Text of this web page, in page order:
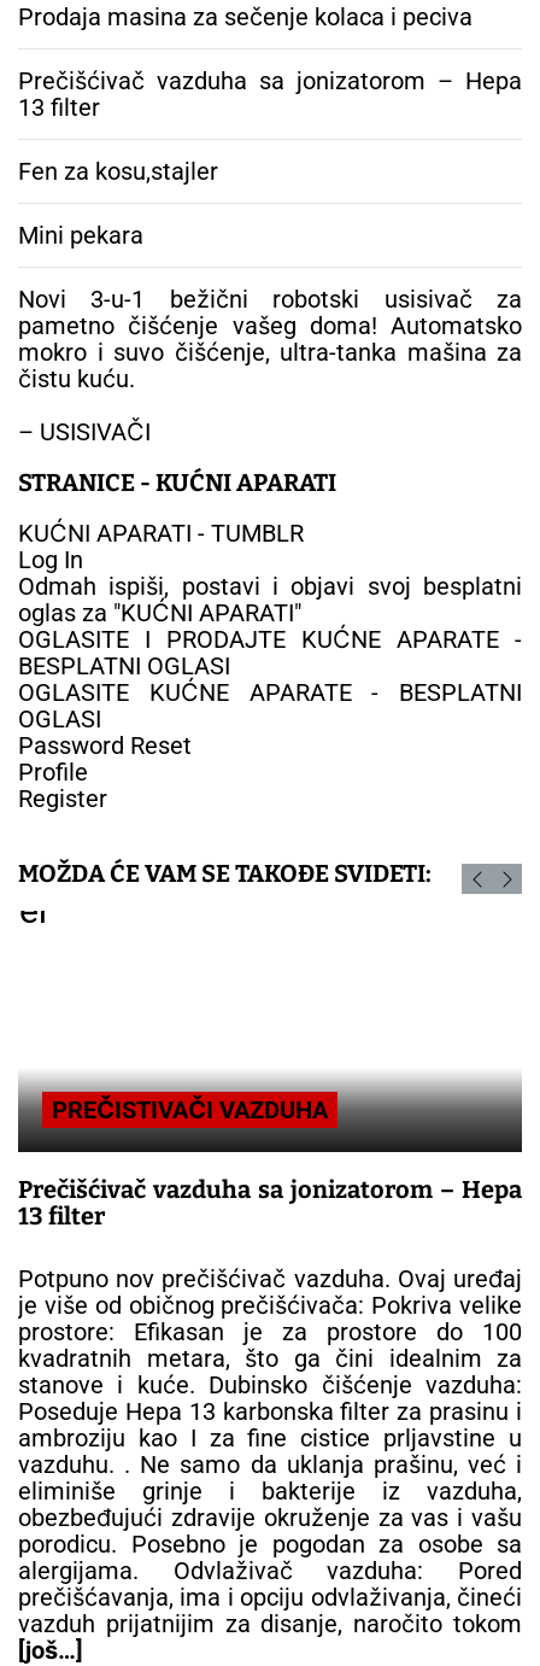
:Prodaja masina za sečenje kolaca i peciva
Prečišćivač vazduha sa jonizatorom – Hepa
13 filter
Fen za kosu,stajler
Mini pekara
Novi 3-u-1 bežični robotski usisivač za
pametno čišćenje vašeg doma! Automatsko
mokro i suvo čišćenje, ultra-tanka mašina za
čistu kuću.
– USISIVAČI
STRANICE - KUĆNI APARATI
KUĆNI APARATI - TUMBLR
Log In
Odmah ispiši, postavi i objavi svoj besplatni
oglas za "KUĆNI APARATI"
OGLASITE I PRODAJTE KUĆNE APARATE -
BESPLATNI OGLASI
OGLASITE KUĆNE APARATE - BESPLATNI
OGLASI
Password Reset
Profile
Register
MOŽDA ĆE VAM SE TAKOĐE SVIDETI:
PREČISTIVAČI VAZDUHA
Prečišćivač vazduha sa jonizatorom – Hepa
13 filter
Potpuno nov prečišćivač vazduha. Ovaj uređaj
je više od običnog prečišćivača: Pokriva velike
prostore: Efikasan je za prostore do 100
kvadratnih metara, što ga čini idealnim za
stanove i kuće. Dubinsko čišćenje vazduha:
Poseduje Hepa 13 karbonska filter za prasinu i
ambroziju kao I za fine cistice prljavstine u
vazduhu. . Ne samo da uklanja prašinu, već i
eliminiše grinje i bakterije iz vazduha,
obezbeđujući zdravije okruženje za vas i vašu
porodicu. Posebno je pogodan za osobe sa
alergijama. Odvlaživač vazduha: Pored
prečišćavanja, ima i opciju odvlaživanja, čineći
vazduh prijatnijim za disanje, naročito tokom
[još…]